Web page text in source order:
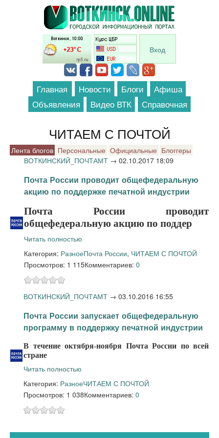
Перейти к основному содержанию
Вход
Главная Новости Блоги
Афиша
Объявления
Видео ВТК Справочная
ЧИТАЕМ С ПОЧТОЙ
Лента блогов Персональные Официальные Блоггеры
ВОТКИНСКИЙ_ПОЧТАМТ → 02.10.2017 18:09
Почта России проводит общефедеральную
акцию по поддержке печатной индустрии
Почта России проводит
общефедеральную акцию по поддер
Читать полностью
Категория: РазноеПочта России, ЧИТАЕМ С ПОЧТОЙ
Просмотров: 1 115Комментариев: 0
ВОТКИНСКИЙ_ПОЧТАМТ → 03.10.2016 16:55
Почта России запускает общефедеральную
программу в поддержку печатной индустрии
В течение октября-ноября Почта России по всей
стране
Читать полностью
Категория: РазноеЧИТАЕМ С ПОЧТОЙ
Просмотров: 1 038Комментариев: 0